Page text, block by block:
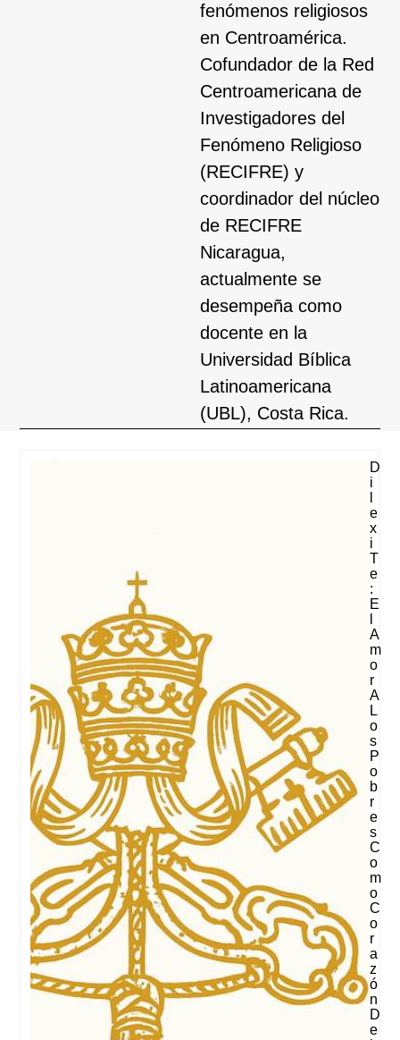
fenómenos religiosos
en Centroamérica.
Cofundador de la Red
Centroamericana de
Investigadores del
Fenómeno Religioso
(RECIFRE) y
coordinador del núcleo
de RECIFRE
Nicaragua,
actualmente se
desempeña como
docente en la
Universidad Bíblica
Latinoamericana
(UBL), Costa Rica.
D
I
E
X
I
T
E
:
E
A
M
O
R
A
L
O
S
P
O
B
R
E
S
C
O
M
O
C
O
R
A
Z
Ó
N
D
E